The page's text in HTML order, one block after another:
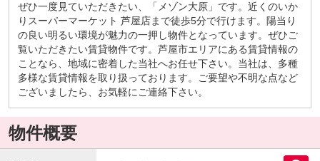
ぜひ一度見ていただきたい、「メゾン大原」です。近くのいか
りスーパーマーケット 芦屋店まで徒歩5分で行けます。陽当り
の良い明るい環境が魅力の一押し物件となっています。ぜひご
覧いただきたい賃貸物件です。芦屋市エリアにある賃貸情報の
ことなら、地域に密着した当社へお任せ下さい。当社は、多種
多様な賃貸情報を取り扱っております。ご要望や不明な点など
ございましたら、お気軽にご連絡下さい。
物件概要